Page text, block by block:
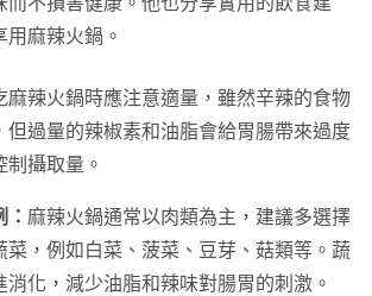
麻辣火鍋。
麻辣火鍋時應注意適量，雖然辛辣的食物
但過量的辣椒素和油脂會給胃腸帶來過度
制攝取量。
麻辣火鍋通常以肉類為主，建議多選擇
菜，例如白菜、菠菜、豆芽、菇類等。蔬
消化，減少油脂和辣味對腸胃的刺激。